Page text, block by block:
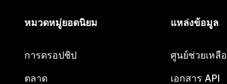
หมวดหมู่ยอดนิยม
การดรอปชิป
ตลาด
แหล่งข้อมูล
ศูนย์ช่วยเหลื
เอกสาร API